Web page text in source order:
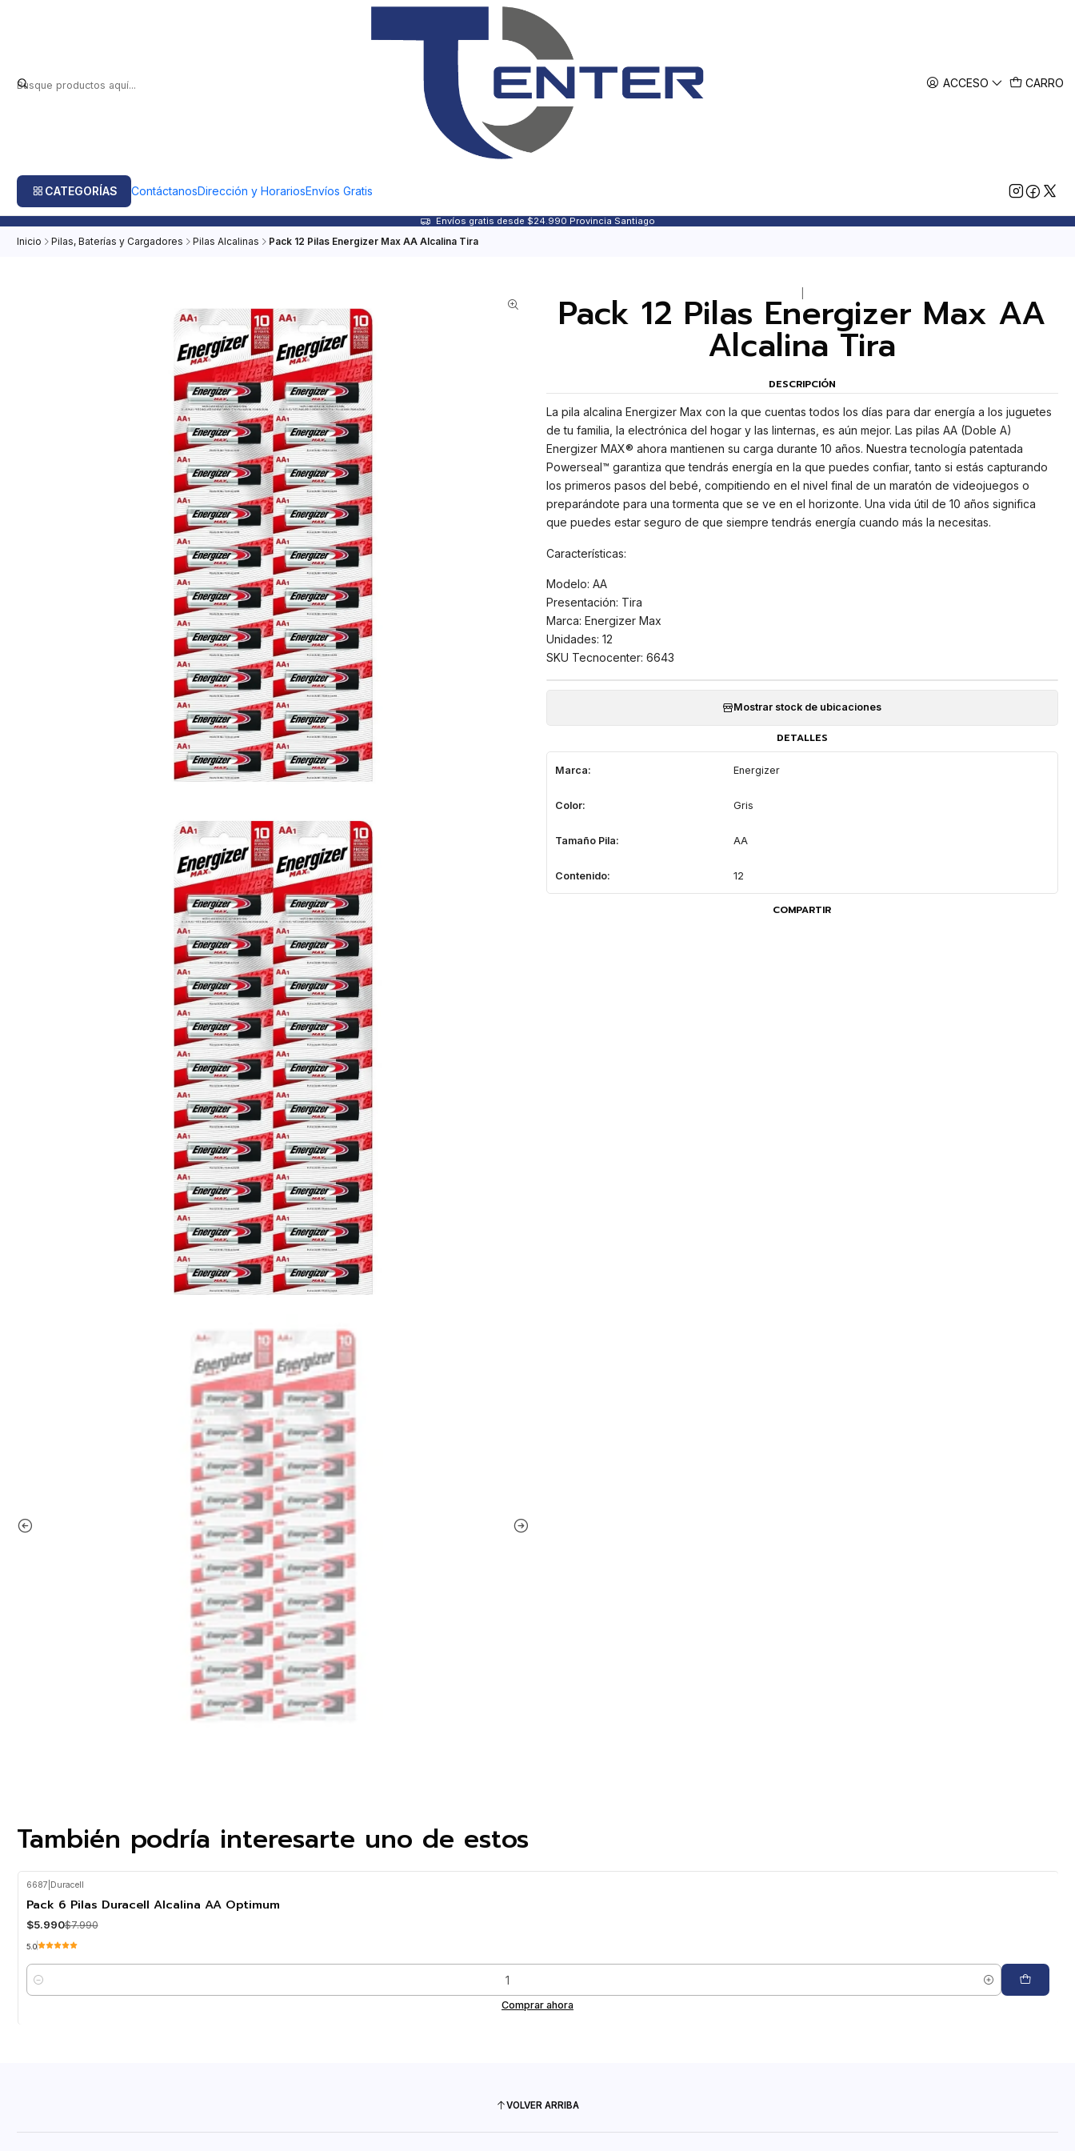
ACCESO CARRO
CATEGORÍAS ContáctanosDirección y HorariosEnvíos Gratis
Envíos gratis desde $24.990 Provincia Santiago
Inicio Pilas, Baterías y Cargadores Pilas Alcalinas Pack 12 Pilas Energizer Max AA Alcalina Tira
Pack 12 Pilas Energizer Max AA
Alcalina Tira
DESCRIPCIÓN
La pila alcalina Energizer Max con la que cuentas todos los días para dar energía a los juguetes
de tu familia, la electrónica del hogar y las linternas, es aún mejor. Las pilas AA (Doble A)
Energizer MAX® ahora mantienen su carga durante 10 años. Nuestra tecnología patentada
Powerseal™ garantiza que tendrás energía en la que puedes confiar, tanto si estás capturando
los primeros pasos del bebé, compitiendo en el nivel final de un maratón de videojuegos o
preparándote para una tormenta que se ve en el horizonte. Una vida útil de 10 años significa
que puedes estar seguro de que siempre tendrás energía cuando más la necesitas.
Características:
Modelo: AA
Presentación: Tira
Marca: Energizer Max
Unidades: 12
SKU Tecnocenter: 6643
Mostrar stock de ubicaciones
DETALLES
Marca: Energizer
Color: Gris
Tamaño Pila: AA
Contenido: 12
COMPARTIR
También podría interesarte uno de estos
-25% OFF
6687 Duracell
Pack 6 Pilas Duracell Alcalina AA Optimum
$5.990$7.990
5.0
Cantidad
Comprar ahora
VOLVER ARRIBA